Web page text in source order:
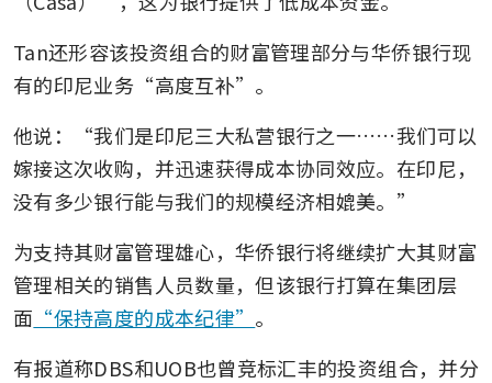
Tan还形容该投资组合的财富管理部分与华侨银行现
有的印尼业务“高度互补”。
他说：“我们是印尼三大私营银行之一……我们可以
嫁接这次收购，并迅速获得成本协同效应。在印尼，
没有多少银行能与我们的规模经济相媲美。”
为支持其财富管理雄心，华侨银行将继续扩大其财富
管理相关的销售人员数量，但该银行打算在集团层
面 “保持高度的成本纪律” 。
有报道称DBS和UOB也曾竞标汇丰的投资组合，并分